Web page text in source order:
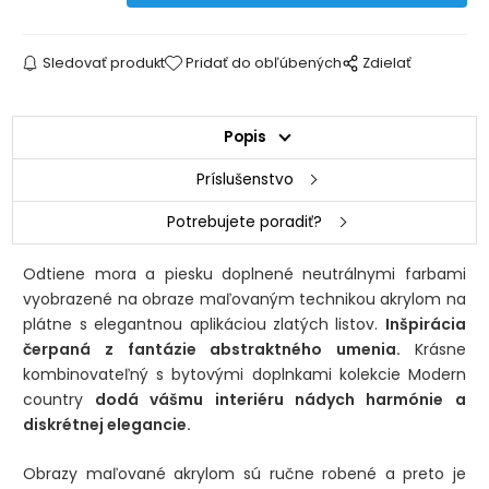
Sledovať produkt Pridať do obľúbených Zdielať
Popis
Príslušenstvo
Potrebujete poradiť?
Odtiene mora a piesku doplnené neutrálnymi farbami
vyobrazené na obraze maľovaným technikou akrylom na
plátne s elegantnou aplikáciou zlatých listov. Inšpirácia
čerpaná z fantázie abstraktného umenia. Krásne
kombinovateľný s bytovými doplnkami kolekcie Modern
country dodá vášmu interiéru nádych harmónie a
diskrétnej elegancie.
Obrazy maľované akrylom sú ručne robené a preto je